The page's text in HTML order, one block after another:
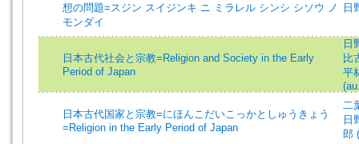
想の問題=スジン スイジンキ ニ ミラレル シンシ シソウ ノ
モンダイ
日
日本古代社会と宗教=Religion and Society in the Early
Period of Japan
日
比
平
日本古代国家と宗教=にほんこだいこっかとしゅうきょう
=Religion in the Early Period of Japan
二
日
郎